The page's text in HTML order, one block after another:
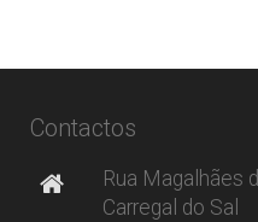
Contactos
Rua Magalhães
Carregal do Sal